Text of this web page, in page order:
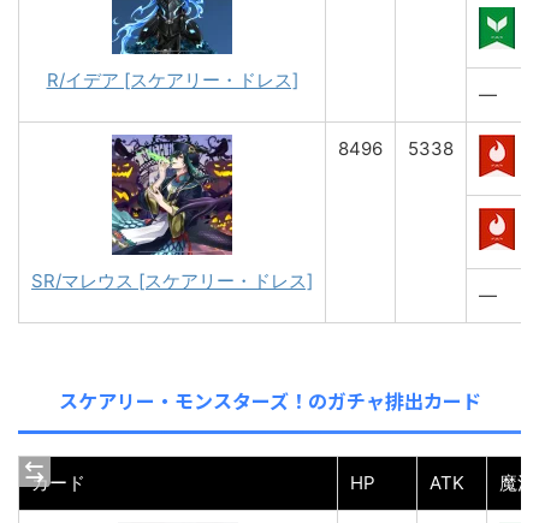
R/イデア [スケアリー・ドレス]
―
SR/マレウス [スケアリー・ドレス]
8496 5338
―
スケアリー・モンスターズ！のガチャ排出カード
カード HP ATK 魔法